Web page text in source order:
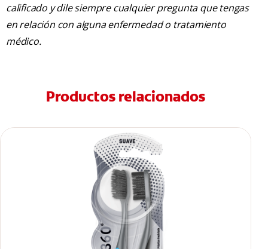
calificado y dile siempre cualquier pregunta que tengas
en relación con alguna enfermedad o tratamiento
médico.
Productos relacionados